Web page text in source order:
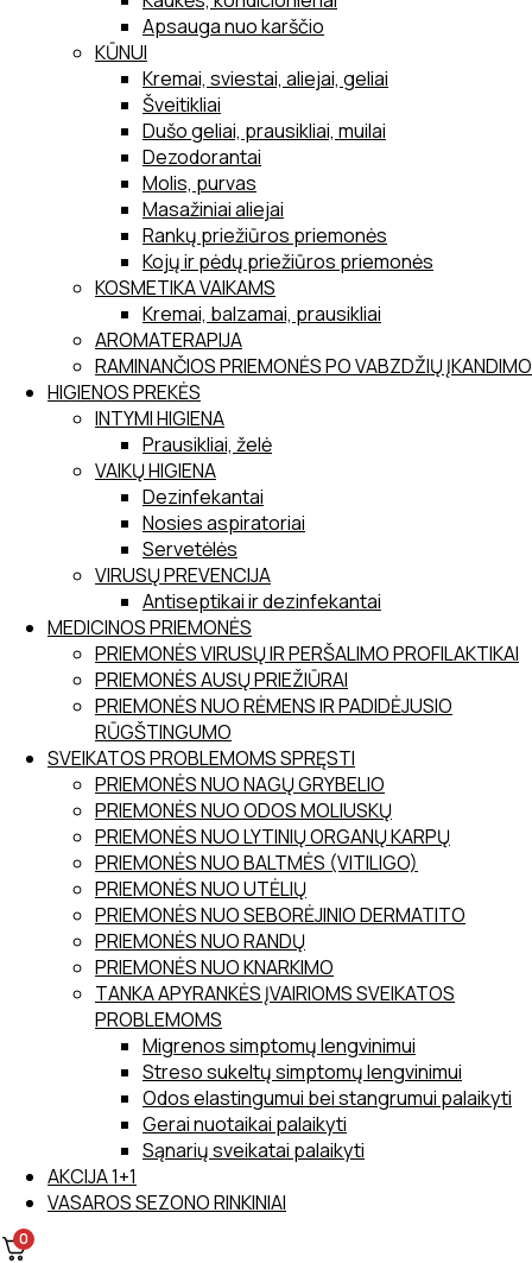
Apsauga nuo karščio
KŪNUI
Kremai, sviestai, aliejai, geliai
Šveitikliai
Dušo geliai, prausikliai, muilai
Dezodorantai
Molis, purvas
Masažiniai aliejai
Rankų priežiūros priemonės
Kojų ir pėdų priežiūros priemonės
KOSMETIKA VAIKAMS
Kremai, balzamai, prausikliai
AROMATERAPIJA
RAMINANČIOS PRIEMONĖS PO VABZDŽIŲ ĮKANDIMO
HIGIENOS PREKĖS
INTYMI HIGIENA
Prausikliai, želė
VAIKŲ HIGIENA
Dezinfekantai
Nosies aspiratoriai
Servetėlės
VIRUSŲ PREVENCIJA
Antiseptikai ir dezinfekantai
MEDICINOS PRIEMONĖS
PRIEMONĖS VIRUSŲ IR PERŠALIMO PROFILAKTIKAI
PRIEMONĖS AUSŲ PRIEŽIŪRAI
PRIEMONĖS NUO RĖMENS IR PADIDĖJUSIO
RŪGŠTINGUMO
SVEIKATOS PROBLEMOMS SPRĘSTI
PRIEMONĖS NUO NAGŲ GRYBELIO
PRIEMONĖS NUO ODOS MOLIUSKŲ
PRIEMONĖS NUO LYTINIŲ ORGANŲ KARPŲ
PRIEMONĖS NUO BALTMĖS (VITILIGO)
PRIEMONĖS NUO UTĖLIŲ
PRIEMONĖS NUO SEBORĖJINIO DERMATITO
PRIEMONĖS NUO RANDŲ
PRIEMONĖS NUO KNARKIMO
TANKA APYRANKĖS ĮVAIRIOMS SVEIKATOS
PROBLEMOMS
Migrenos simptomų lengvinimui
Streso sukeltų simptomų lengvinimui
Odos elastingumui bei stangrumui palaikyti
Gerai nuotaikai palaikyti
Sąnarių sveikatai palaikyti
AKCIJA 1+1
VASAROS SEZONO RINKINIAI
0